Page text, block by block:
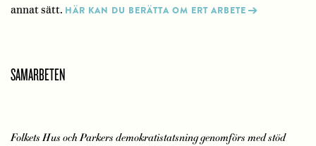
annat sätt. HÄR KAN DU BERÄTTA OM ERT ARBETE
SAMARBETEN
Folkets Hus och Parkers demokratistatsning genomförs med stöd